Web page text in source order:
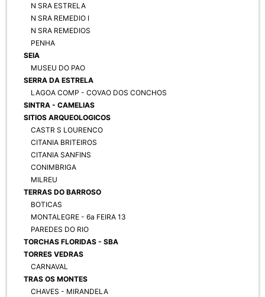
N SRA ESTRELA
N SRA REMEDIO I
N SRA REMEDIOS
PENHA
SEIA
MUSEU DO PAO
SERRA DA ESTRELA
LAGOA COMP - COVAO DOS CONCHOS
SINTRA - CAMELIAS
SITIOS ARQUEOLOGICOS
CASTR S LOURENCO
CITANIA BRITEIROS
CITANIA SANFINS
CONIMBRIGA
MILREU
TERRAS DO BARROSO
BOTICAS
MONTALEGRE - 6a FEIRA 13
PAREDES DO RIO
TORCHAS FLORIDAS - SBA
TORRES VEDRAS
CARNAVAL
TRAS OS MONTES
CHAVES - MIRANDELA